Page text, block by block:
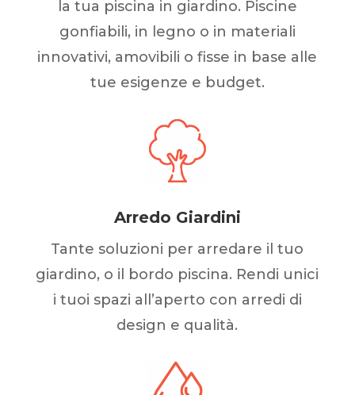
la tua piscina in giardino. Piscine
gonfiabili, in legno o in materiali
innovativi, amovibili o fisse in base alle
tue esigenze e budget.
Arredo Giardini
Tante soluzioni per arredare il tuo
giardino, o il bordo piscina. Rendi unici
i tuoi spazi all’aperto con arredi di
design e qualità.